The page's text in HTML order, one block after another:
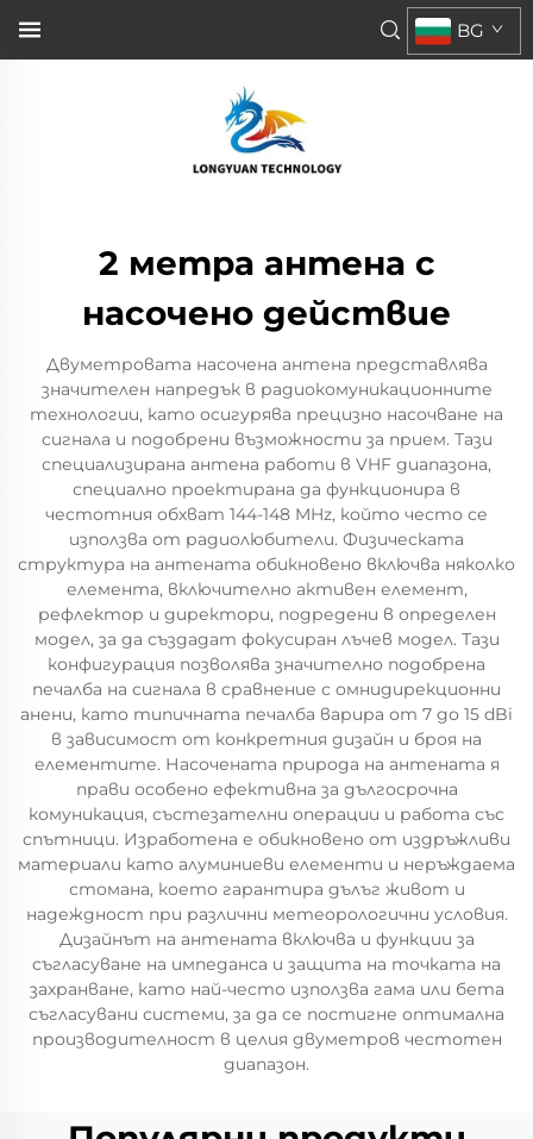
BG
2 метра антена с
насочено действие
Двуметровата насочена антена представлява
значителен напредък в радиокомуникационните
технологии, като осигурява прецизно насочване на
сигнала и подобрени възможности за прием. Тази
специализирана антена работи в VHF диапазона,
специално проектирана да функционира в
честотния обхват 144-148 MHz, който често се
използва от радиолюбители. Физическата
структура на антената обикновено включва няколко
елемента, включително активен елемент,
рефлектор и директори, подредени в определен
модел, за да създадат фокусиран лъчев модел. Тази
конфигурация позволява значително подобрена
печалба на сигнала в сравнение с омнидирекционни
анени, като типичната печалба варира от 7 до 15 dBi
в зависимост от конкретния дизайн и броя на
елементите. Насочената природа на антената я
прави особено ефективна за дългосрочна
комуникация, състезателни операции и работа със
спътници. Изработена е обикновено от издръжливи
материали като алуминиеви елементи и неръждаема
стомана, което гарантира дълъг живот и
надеждност при различни метеорологични условия.
Дизайнът на антената включва и функции за
съгласуване на импеданса и защита на точката на
захранване, като най-често използва гама или бета
съгласувани системи, за да се постигне оптимална
производителност в целия двуметров честотен
диапазон.